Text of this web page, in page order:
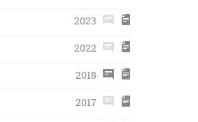
2023
2022
2018
2017